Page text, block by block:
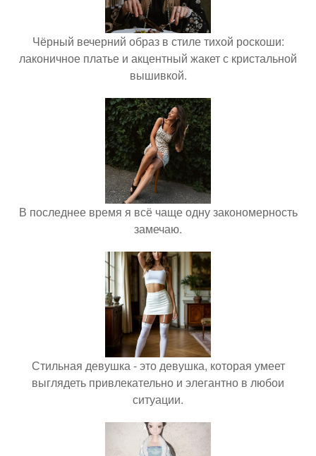
Чёрный вечерний образ в стиле тихой роскоши:
лаконичное платье и акцентный жакет с кристальной
вышивкой.
В последнее время я всё чаще одну закономерность
замечаю.
Стильная девушка - это девушка, которая умеет
выглядеть привлекательно и элегантно в любои
ситуации.